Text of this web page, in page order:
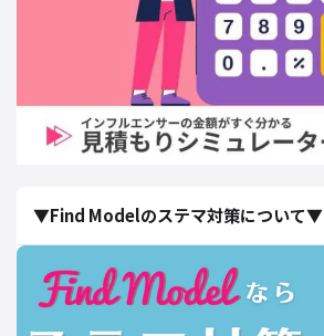
▼Find Modelのステマ対策について▼